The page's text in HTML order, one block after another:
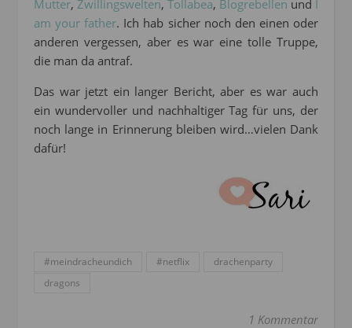
Mutter, Zwillingswelten, Tollabea, Blogrebellen und I
am your father. Ich hab sicher noch den einen oder
anderen vergessen, aber es war eine tolle Truppe,
die man da antraf.
Das war jetzt ein langer Bericht, aber es war auch
ein wundervoller und nachhaltiger Tag für uns, der
noch lange in Erinnerung bleiben wird…vielen Dank
dafür!
#meindracheundich #netflix
drachenparty
dragons
1 Kommentar